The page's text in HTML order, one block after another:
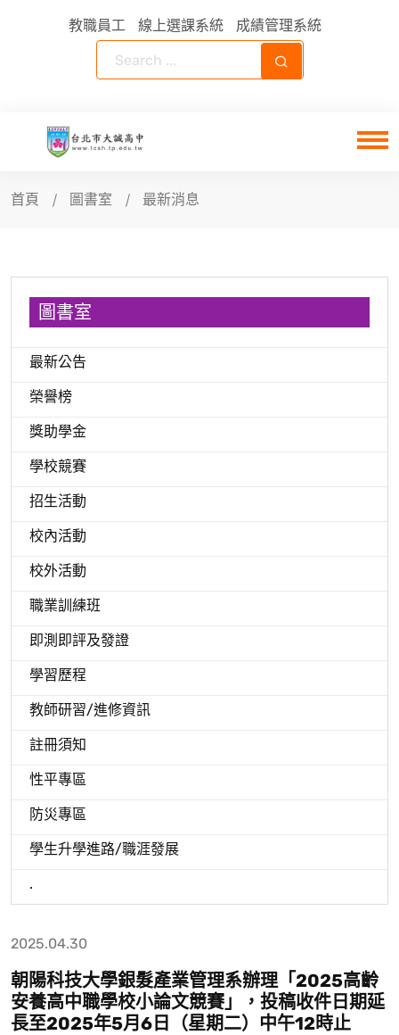
教職員工 線上選課系統 成績管理系統
首頁 圖書室 最新消息
圖書室
最新公告
榮譽榜
獎助學金
學校競賽
招生活動
校內活動
校外活動
職業訓練班
即測即評及發證
學習歷程
教師研習/進修資訊
註冊須知
性平專區
防災專區
學生升學進路/職涯發展
.
2025.04.30
朝陽科技大學銀髮產業管理系辦理「2025高齡
安養高中職學校小論文競賽」，投稿收件日期延
長至2025年5月6日（星期二）中午12時止